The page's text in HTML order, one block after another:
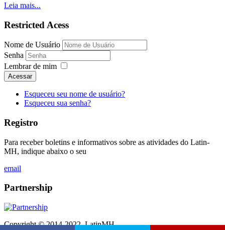
Leia mais...
Restricted Acess
Nome de Usuário
Senha
Lembrar de mim
Acessar
Esqueceu seu nome de usuário?
Esqueceu sua senha?
Registro
Para receber boletins e informativos sobre as atividades do Latin-
MH, indique abaixo o seu
email
Partnership
Copyright © 2014-2022. LatinMH.